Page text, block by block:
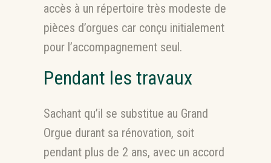
accès à un répertoire très modeste de
pièces d’orgues car conçu initialement
pour l’accompagnement seul.
Pendant les travaux
Sachant qu’il se substitue au Grand
Orgue durant sa rénovation, soit
pendant plus de 2 ans, avec un accord